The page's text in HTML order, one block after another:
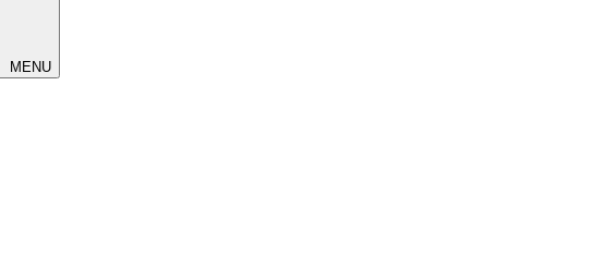
MENU